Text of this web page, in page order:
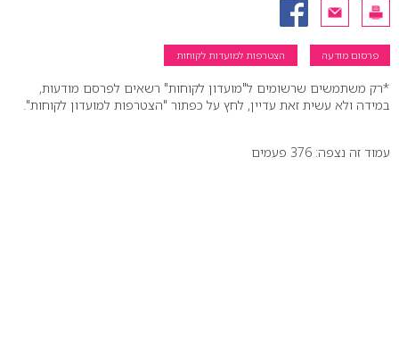
פרסום מודעה הצטרפות למועדות לקוחות
*רק משתמשים שרשומים ל"מועדון לקוחות" רשאים לפרסם מודעות,
במידה ולא עשית זאת עדיין, לחץ על כפתור "הצטרפות למועדון לקוחות".
עמוד זה נצפה: 376 פעמים